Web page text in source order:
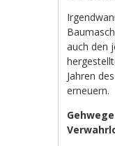
auch den
Jahren
erneuern.